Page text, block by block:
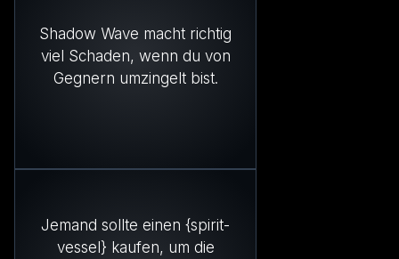
Shadow Wave macht richtig
viel Schaden, wenn du von
Gegnern umzingelt bist.
Jemand sollte einen {spirit-
vessel} kaufen, um die